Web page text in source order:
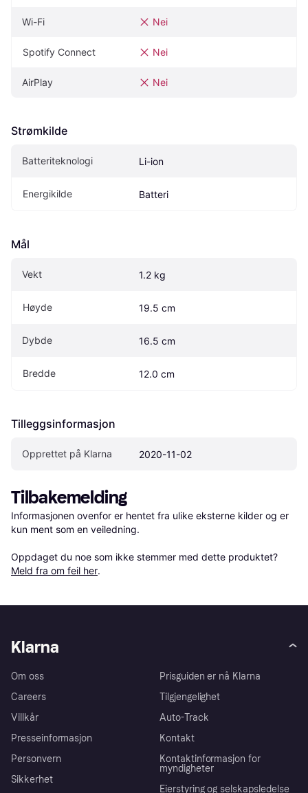
Wi-Fi Nei
Spotify Connect Nei
AirPlay Nei
Strømkilde
Batteriteknologi Li-ion
Energikilde Batteri
Mål
Vekt 1.2 kg
Høyde 19.5 cm
Dybde 16.5 cm
Bredde 12.0 cm
Tilleggsinformasjon
Opprettet på Klarna 2020-11-02
Tilbakemelding
Informasjonen ovenfor er hentet fra ulike eksterne kilder og er
kun ment som en veiledning.
Oppdaget du noe som ikke stemmer med dette produktet?
Meld fra om feil her.
Klarna
Om oss
Careers
Villkår
Presseinformasjon
Personvern
Sikkerhet
Prisguiden er nå Klarna
Tilgjengelighet
Auto-Track
Kontakt
Kontaktinformasjon for
myndigheter
Eierstyring og selskapsledelse